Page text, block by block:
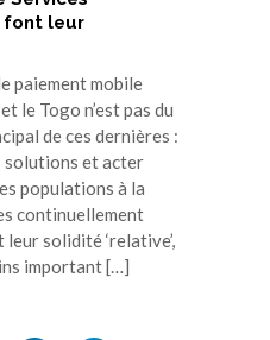
font leur
mobile
le Togo n’est pas du
de ces dernières :
et acter
populations à la
continuellement
solidité ‘relative’,
important […]